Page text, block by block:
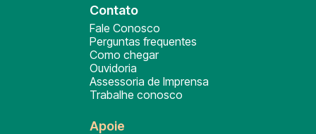
Contato
Fale Conosco
Perguntas frequentes
Como chegar
Ouvidoria
Assessoria de Imprensa
Trabalhe conosco
Apoie